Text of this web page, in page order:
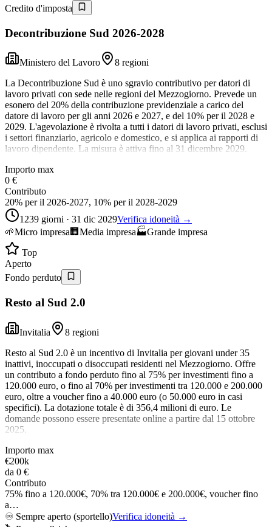
Credito d'imposta
Decontribuzione Sud 2026-2028
Ministero del Lavoro
8 regioni
La Decontribuzione Sud è uno sgravio contributivo per datori di
lavoro privati con sede nelle regioni del Mezzogiorno. Prevede un
esonero del 20% della contribuzione previdenziale a carico del
datore di lavoro per gli anni 2026 e 2027, e del 10% per il 2028 e
2029. L'agevolazione è rivolta a tutti i datori di lavoro privati, esclusi
i settori finanziario, agricolo e domestico, e si applica ai rapporti di
lavoro dipendente. La misura è attiva fino al 31 dicembre 2029.
Importo max
0 €
Contributo
20% per il 2026-2027, 10% per il 2028-2029
1239 giorni · 31 dic 2029Verifica idoneità →
🌱Micro impresa 🏢 Media impresa🏭Grande impresa
Top
Aperto
Fondo perduto
Resto al Sud 2.0
Invitalia
8 regioni
Resto al Sud 2.0 è un incentivo di Invitalia per giovani under 35
inattivi, inoccupati o disoccupati residenti nel Mezzogiorno. Offre
un contributo a fondo perduto fino al 75% per investimenti fino a
120.000 euro, o fino al 70% per investimenti tra 120.000 e 200.000
euro, oltre a voucher fino a 40.000 euro (o 50.000 euro in casi
specifici). La dotazione totale è di 356,4 milioni di euro. Le
domande possono essere presentate online a partire dal 15 ottobre
2025.
Importo max
€200k
da 0 €
Contributo
75% fino a 120.000€, 70% tra 120.000€ e 200.000€, voucher fino
a…
♾️ Sempre aperto (sportello)Verifica idoneità →